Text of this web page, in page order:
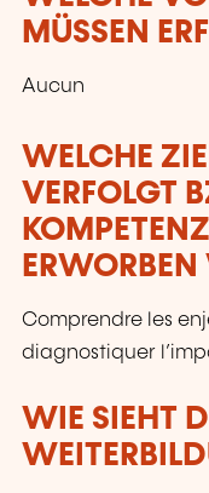
MÜSSEN
Aucun
WELCHE
VERFOLGT
Comprendre les
diagnostiquer
WIE SIEHT